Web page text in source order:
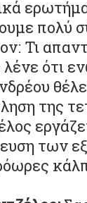
πολύ
Τι
ότι
της
των